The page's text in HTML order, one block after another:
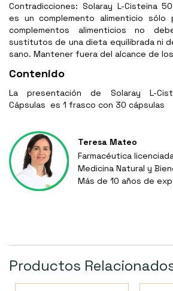
Contradicciones: Solaray L-Cisteina
es un complemento alimenticio sólo
complementos alimenticios no
sustitutos de una dieta equilibrada ni
sano. Mantener fuera del alcance de
Contenido
La presentación de Solaray L-
Cápsulas es 1 frasco con 30 cápsulas
Teresa Mateo
Farmacéutica
Medicina Natural y
Más de 10 años de
Productos